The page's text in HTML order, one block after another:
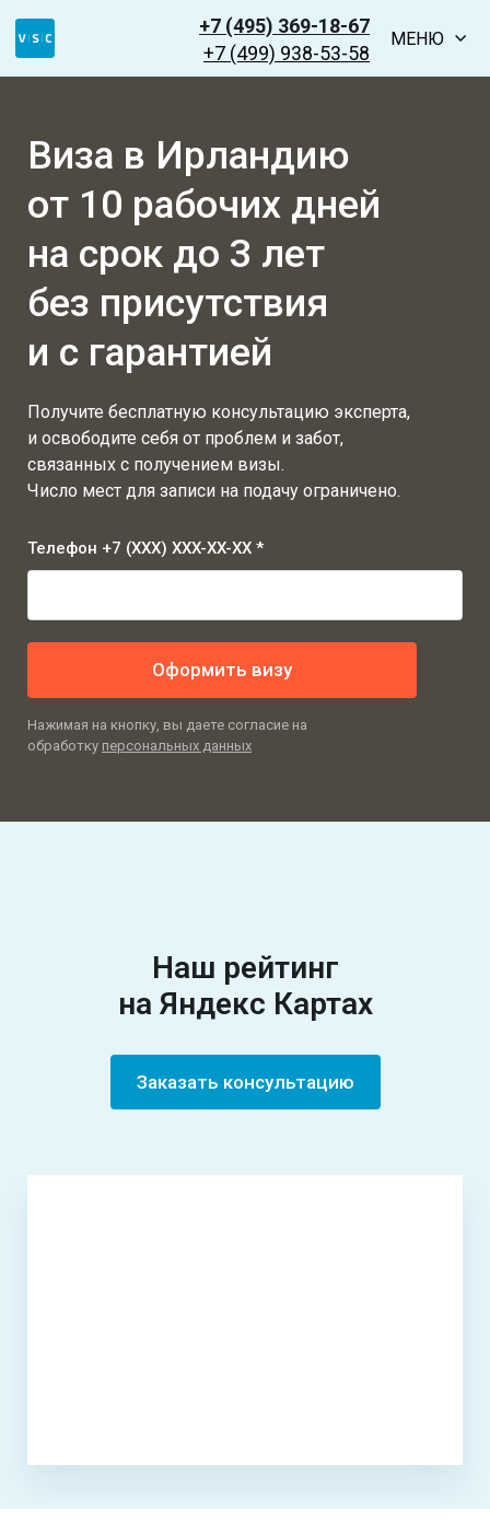
+7 (495) 369-18-67
+7 (499) 938-53-58
МЕНЮ
Виза в Ирландию
от 10 рабочих дней
на срок до 3 лет
без присутствия
и с гарантией
Получите бесплатную консультацию эксперта,
и освободите себя от проблем и забот,
связанных с получением визы.
Число мест для записи на подачу ограничено.
Телефон +7 (XXX) XXX-XX-XX *
Оформить визу
Нажимая на кнопку, вы даете согласие на
обработку персональных данных
Наш рейтинг
на Яндекс Картах
Заказать консультацию